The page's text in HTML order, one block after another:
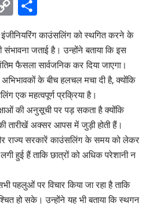
Copy
Link
इंजीनियरिंग काउंसलिंग को स्थगित करने के
संभावना जताई है। उन्होंने बताया कि इस
फैसला सार्वजनिक कर दिया जाएगा।
के बीच हलचल मचा दी है, क्योंकि
एक महत्वपूर्ण प्रक्रिया है।
की अनुसूची पर पड़ सकता है क्योंकि
तारीखें अक्सर आपस में जुड़ी होती हैं।
और राज्य सरकारें काउंसलिंग के समय को लेकर
हुई हैं ताकि छात्रों को अधिक परेशानी न
पहलुओं पर विचार किया जा रहा है ताकि
हो सके। उन्होंने यह भी बताया कि स्थगन